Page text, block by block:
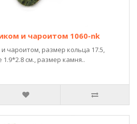
и чароитом 1060-nk
чароитом, размер кольца 17.5,
см., размер камня..